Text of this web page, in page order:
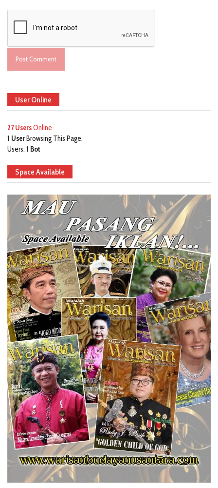
User Online
27 UsersOnline
1 UserBrowsing This Page.
Users: 1 Bot
Space Available